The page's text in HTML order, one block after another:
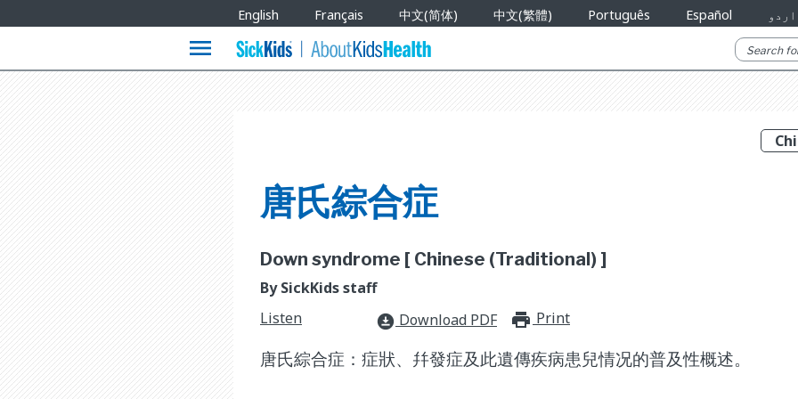
Languages
English Français 中文(简体) 中文(繁體) Português Español اردو
menu
唐氏綜合症
Down syndrome [ Chinese (Traditional) ]
By SickKids staff
Listen
download_for_offline Download PDF print_for_offline
Print
唐氏綜合症：症狀、幷發症及此遺傳疾病患兒情况的普及性概述。